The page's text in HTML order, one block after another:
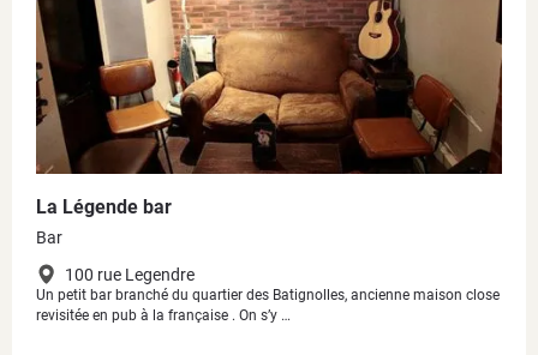
La Légende bar
Bar
100 rue Legendre
Un petit bar branché du quartier des Batignolles, ancienne maison close
revisitée en pub à la française . On s’y …